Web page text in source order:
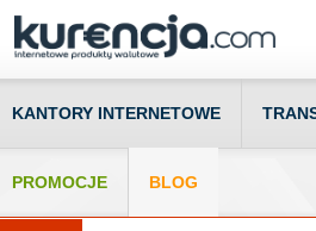
KANTORY INTERNETOWE
PROMOCJE BLOG